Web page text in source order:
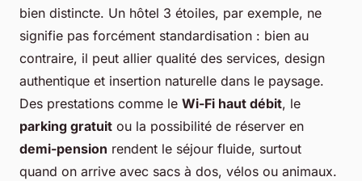
bien distincte. Un hôtel 3 étoiles, par exemple, ne
signifie pas forcément standardisation : bien au
contraire, il peut allier qualité des services, design
authentique et insertion naturelle dans le paysage.
Des prestations comme le Wi-Fi haut débit, le
parking gratuit ou la possibilité de réserver en
demi-pension rendent le séjour fluide, surtout
quand on arrive avec sacs à dos, vélos ou animaux.